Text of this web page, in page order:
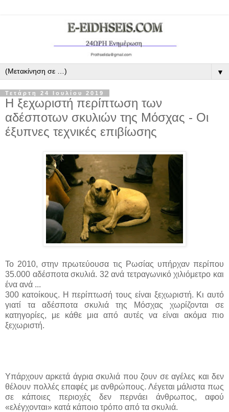
▼
Τετάρτη 24 Ιουλίου 2019
Η ξεχωριστή περίπτωση των
αδέσποτων σκυλιών της Μόσχας - Οι
έξυπνες τεχνικές επιβίωσης
Το 2010, στην πρωτεύουσα τις Ρωσίας υπήρχαν περίπου
35.000 αδέσποτα σκυλιά. 32 ανά τετραγωνικό χιλιόμετρο και
ένα ανά ...
300 κατοίκους. Η περίπτωσή τους είναι ξεχωριστή. Κι αυτό
γιατί τα αδέσποτα σκυλιά της Μόσχας χωρίζονται σε
κατηγορίες, με κάθε μια από αυτές να είναι ακόμα πιο
ξεχωριστή.
Υπάρχουν αρκετά άγρια σκυλιά που ζουν σε αγέλες και δεν
θέλουν πολλές επαφές με ανθρώπους. Λέγεται μάλιστα πως
σε κάποιες περιοχές δεν περνάει άνθρωπος, αφού
«ελέγχονται» κατά κάποιο τρόπο από τα σκυλιά.